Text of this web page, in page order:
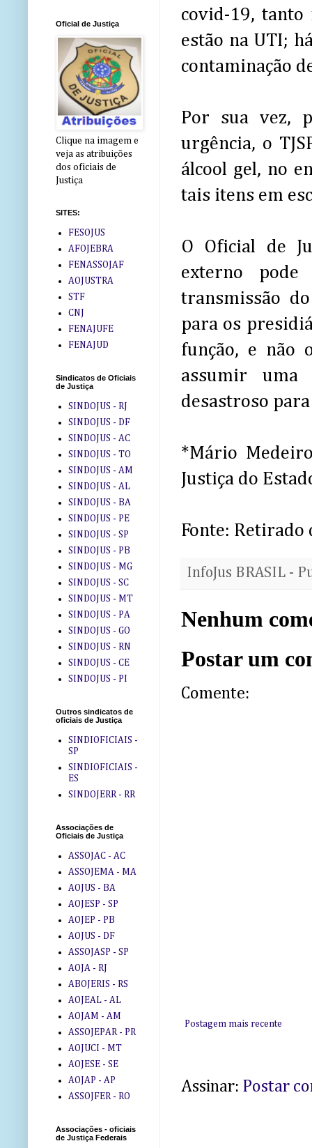
covid-19,
estão na UTI;
contaminação
Por sua vez,
urgência, o
álcool gel, no
tais itens em
O Oficial de
externo
transmissão
para os
função, e não
assumir uma
desastroso
*Mário
Justiça do
Fonte: Retirado
InfoJus BRASIL -
Nenhum
Postar um
Comente:
Postagem mais recente
Assinar: Postar
Oficial de Justiça
Clique na imagem e
veja as atribuições
dos oficiais de
Justiça
SITES:
FESOJUS
AFOJEBRA
FENASSOJAF
AOJUSTRA
STF
CNJ
FENAJUFE
FENAJUD
Sindicatos de Oficiais
de Justiça
SINDOJUS - RJ
SINDOJUS - DF
SINDOJUS - AC
SINDOJUS - TO
SINDOJUS - AM
SINDOJUS - AL
SINDOJUS - BA
SINDOJUS - PE
SINDOJUS - SP
SINDOJUS - PB
SINDOJUS - MG
SINDOJUS - SC
SINDOJUS - MT
SINDOJUS - PA
SINDOJUS - GO
SINDOJUS - RN
SINDOJUS - CE
SINDOJUS - PI
Outros sindicatos de
oficiais de Justiça
SINDIOFICIAIS -
SP
SINDIOFICIAIS -
ES
SINDOJERR - RR
Associações de
Oficiais de Justiça
ASSOJAC - AC
ASSOJEMA - MA
AOJUS - BA
AOJESP - SP
AOJEP - PB
AOJUS - DF
ASSOJASP - SP
AOJA - RJ
ABOJERIS - RS
AOJEAL - AL
AOJAM - AM
ASSOJEPAR - PR
AOJUCI - MT
AOJESE - SE
AOJAP - AP
ASSOJFER - RO
Associações - oficiais
de Justiça Federais